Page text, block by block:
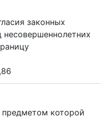
законных
несовершеннолетних
предметом которой